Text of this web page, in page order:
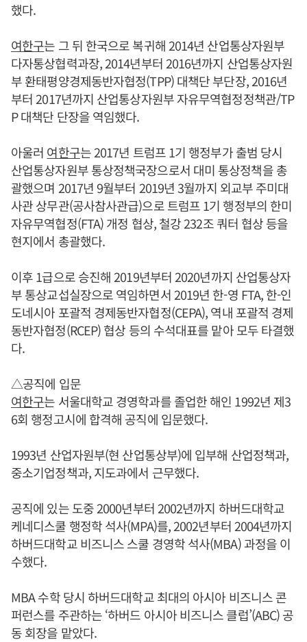
했다.
여한구는 그 뒤 한국으로 복귀해 2014년 산업통상자원부
다자통상협력과장, 2014년부터 2016년까지 산업통상자원
부 환태평양경제동반자협정(TPP) 대책단 부단장, 2016년
부터 2017년까지 산업통상자원부 자유무역협정정책관/TP
P 대책단 단장을 역임했다.
아울러 여한구는 2017년 트럼프 1기 행정부가 출범 당시
산업통상자원부 통상정책국장으로서 대미 통상정책을 총
괄했으며 2017년 9월부터 2019년 3월까지 외교부 주미대
사관 상무관(공사참사관급)으로 트럼프 1기 행정부의 한미
자유무역협정(FTA) 개정 협상, 철강 232조 쿼터 협상 등을
현지에서 총괄했다.
이후 1급으로 승진해 2019년부터 2020년까지 산업통상자
부 통상교섭실장으로 역임하면서 2019년 한-영 FTA, 한-인
도네시아 포괄적 경제동반자협정(CEPA), 역내 포괄적 경제
동반자협정(RCEP) 협상 등의 수석대표를 맡아 모두 타결했
다.
△공직에 입문
여한구는 서울대학교 경영학과를 졸업한 해인 1992년 제3
6회 행정고시에 합격해 공직에 입문했다.
1993년 산업자원부(현 산업통상부)에 입부해 산업정책과,
중소기업정책과, 지도과에서 근무했다.
공직에 있는 도중 2000년부터 2002년까지 하버드대학교
케네디스쿨 행정학 석사(MPA)를, 2002년부터 2004년까지
하버드대학교 비즈니스 스쿨 경영학 석사(MBA) 과정을 이
수했다.
MBA 수학 당시 하버드대학교 최대의 아시아 비즈니스 콘
퍼런스를 주관하는 ‘하버드 아시아 비즈니스 클럽’(ABC) 공
동 회장을 맡았다.